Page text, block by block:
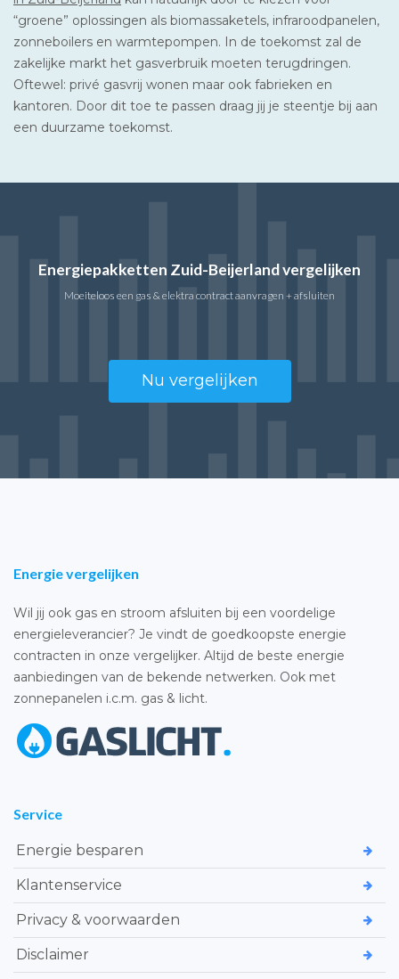
“groene” oplossingen als biomassaketels, infraroodpanelen,
zonneboilers en warmtepompen. In de toekomst zal de
zakelijke markt het gasverbruik moeten terugdringen.
Oftewel: privé gasvrij wonen maar ook fabrieken en
kantoren. Door dit toe te passen draag jij je steentje bij aan
een duurzame toekomst.
Energiepakketten Zuid-Beijerland vergelijken
Moeiteloos een gas & elektra contract aanvragen + afsluiten
Nu vergelijken
Energie vergelijken
Wil jij ook gas en stroom afsluiten bij een voordelige
energieleverancier? Je vindt de goedkoopste energie
contracten in onze vergelijker. Altijd de beste energie
aanbiedingen van de bekende netwerken. Ook met
zonnepanelen i.c.m. gas & licht.
Service
Energie besparen
Klantenservice
Privacy & voorwaarden
Disclaimer